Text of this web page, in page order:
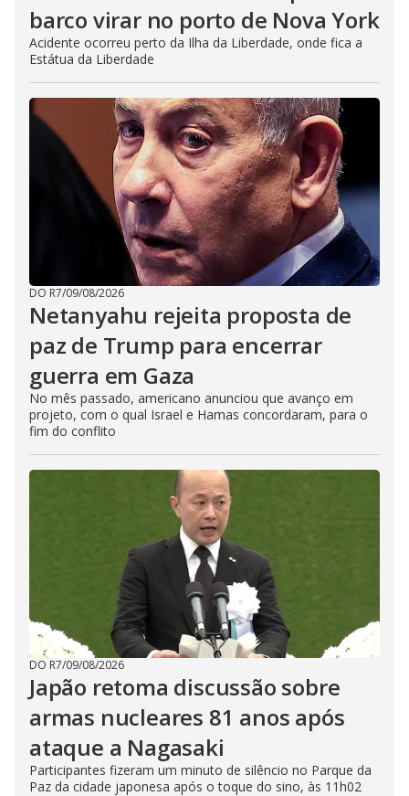
barco virar no porto de Nova York
Acidente ocorreu perto da Ilha da Liberdade, onde fica a
Estátua da Liberdade
DO R7/09/08/2026
Netanyahu rejeita proposta de
paz de Trump para encerrar
guerra em Gaza
No mês passado, americano anunciou que avanço em
projeto, com o qual Israel e Hamas concordaram, para o
fim do conflito
DO R7/09/08/2026
Japão retoma discussão sobre
armas nucleares 81 anos após
ataque a Nagasaki
Participantes fizeram um minuto de silêncio no Parque da
Paz da cidade japonesa após o toque do sino, às 11h02